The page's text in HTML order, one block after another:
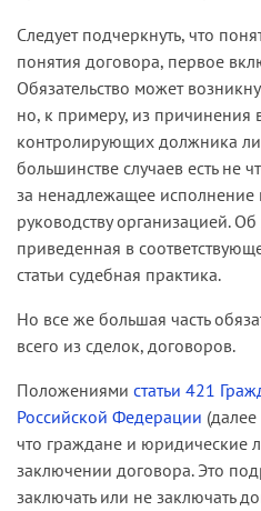
Следует подчеркнуть, что
понятия договора, первое
Обязательство может
но, к примеру, из причинения
контролирующих должника
большинстве случаев есть не
за ненадлежащее исполнение
руководству организацией. Об
приведенная в
статьи судебная практика.
Но все же большая часть
всего из сделок, договоров.
Положениями статьи 421
Российской Федерации
что граждане и юридические
заключении договора. Это
заключать или не заключать